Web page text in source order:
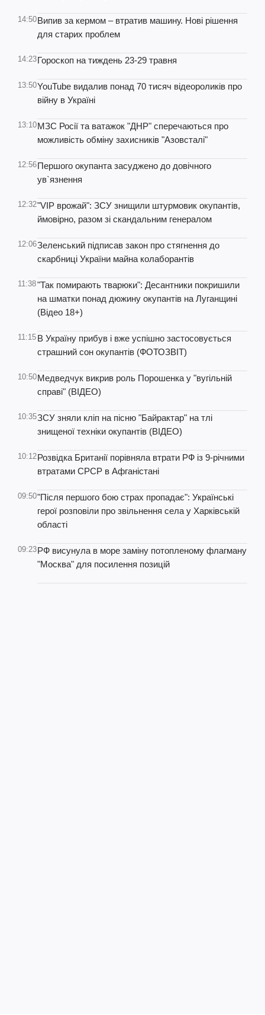
14:50Випив за кермом – втратив машину. Нові рішення
для старих проблем
14:23Гороскоп на тиждень 23-29 травня
13:50YouTube видалив понад 70 тисяч відеороликів про
війну в Україні
13:10МЗС Росії та ватажок "ДНР" сперечаються про
можливість обміну захисників "Азовсталі"
12:56Першого окупанта засуджено до довічного
ув`язнення
12:32"VIP врожай": ЗСУ знищили штурмовик окупантів,
ймовірно, разом зі скандальним генералом
12:06Зеленський підписав закон про стягнення до
скарбниці України майна колаборантів
11:38"Так помирають тварюки": Десантники покришили
на шматки понад дюжину окупантів на Луганщині
(Відео 18+)
11:15 В Україну прибув і вже успішно застосовується
страшний сон окупантів (ФОТОЗВІТ)
10:50Медведчук викрив роль Порошенка у "вугільній
справі" (ВІДЕО)
10:35ЗСУ зняли кліп на пісню "Байрактар" на тлі
знищеної техніки окупантів (ВІДЕО)
10:12Розвідка Британії порівняла втрати РФ із 9-річними
втратами СРСР в Афганістані
09:50"Після першого бою страх пропадає": Українські
герої розповіли про звільнення села у Харківській
області
09:23РФ висунула в море заміну потопленому флагману
"Москва" для посилення позицій